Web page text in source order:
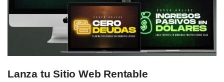
Lanza tu Sitio Web Rentable